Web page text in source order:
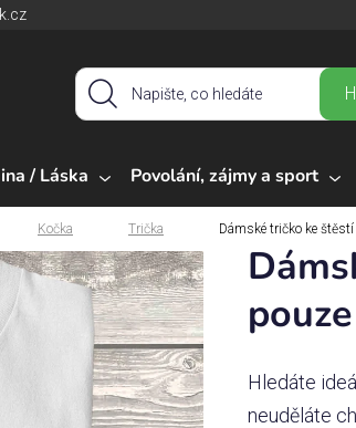
/ Láska Povolání, zájmy a sport
Kočka Trička Dámské tričko ke
Hledáte
neuděláte